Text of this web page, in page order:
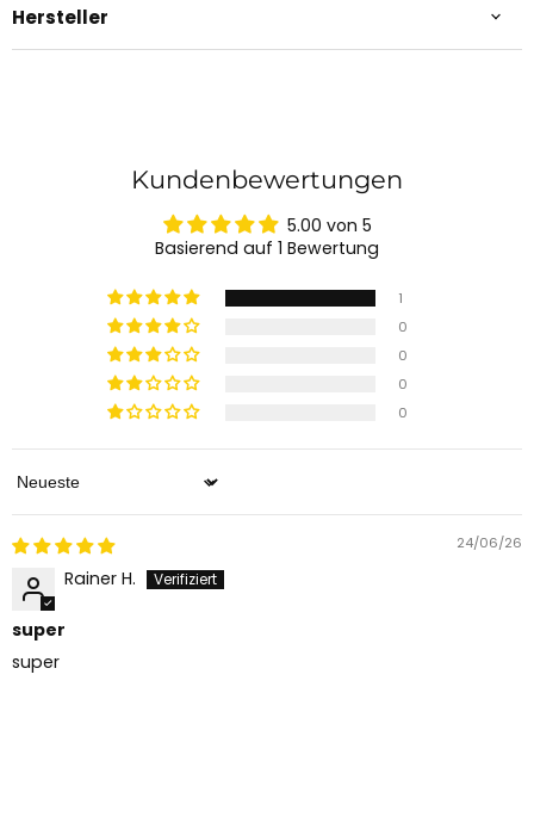
Hersteller
Kundenbewertungen
5.00 von 5
Basierend auf 1 Bewertung
1
0
0
0
0
Sort by
24/06/26
Rainer H.
super
super